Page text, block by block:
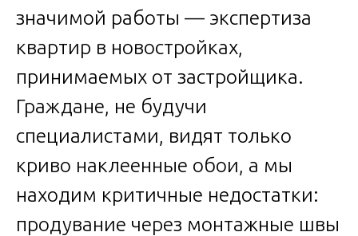
значимой работы — экспертиза
квартир в новостройках,
принимаемых от застройщика.
Граждане, не будучи
специалистами, видят только
криво наклеенные обои, а мы
находим критичные недостатки:
продувание через монтажные швы